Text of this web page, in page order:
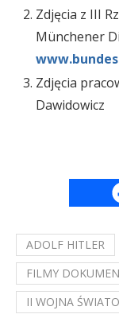
Zdjęcia z III
Münchener
Zdjęcia
Dawidowicz
ADOLF HITLER
FILMY
II WOJNA